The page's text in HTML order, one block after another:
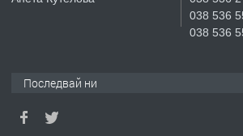
НАПЪЛНО
038 536
038 536
Последвай ни